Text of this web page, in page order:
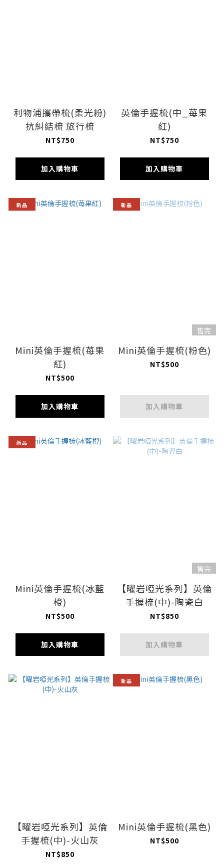
利物浦攜帶梳(柔光粉)
抗糾結梳 旅行梳
NT$750
加入購物車
英倫手握梳(中_苺果
紅)
NT$750
加入購物車
新品
Mini英倫手握梳(苺果
紅)
NT$500
加入購物車
新品
售完
Mini英倫手握梳(粉色)
NT$500
加入購物車
新品
Mini英倫手握梳(冰藍
橙)
NT$500
加入購物車
售完
【曜岩啞光系列】英倫
手握梳(中)-陶瓷白
NT$850
加入購物車
【曜岩啞光系列】英倫
手握梳(中)-火山灰
NT$850
新品
Mini英倫手握梳(黑色)
NT$500